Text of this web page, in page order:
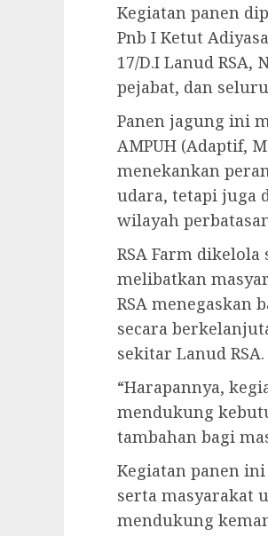
Kegiatan panen
Pnb I Ketut
17/D.I Lanud RSA,
pejabat, dan
Panen jagung ini
AMPUH (Adaptif,
menekankan
udara, tetapi juga
wilayah
RSA Farm dikelola
melibatkan
RSA
secara
sekitar Lanud RSA.
“Harapannya,
mendukung
tambahan bagi
Kegiatan panen
serta masyarakat
mendukung